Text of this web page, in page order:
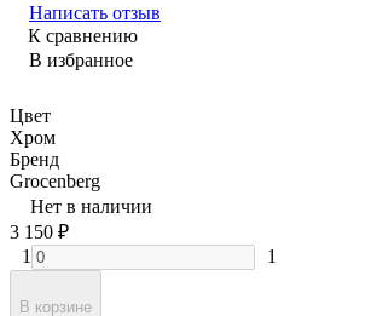
Написать отзыв
К сравнению
В избранное
Цвет
Хром
Бренд
Grocenberg
Нет в наличии
3 150 ₽
1
1
В корзине